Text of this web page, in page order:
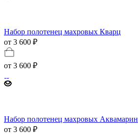
Набор полотенец махровых Кварц
от 3 600 ₽
от 3 600 ₽
Набор полотенец махровых Аквамарин
от 3 600 ₽